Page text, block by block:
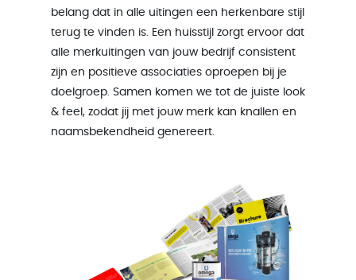
belang dat in alle uitingen een herkenbare stijl
terug te vinden is. Een huisstijl zorgt ervoor dat
alle merkuitingen van jouw bedrijf consistent
zijn en positieve associaties oproepen bij je
doelgroep. Samen komen we tot de juiste look
& feel, zodat jij met jouw merk kan knallen en
naamsbekendheid genereert.